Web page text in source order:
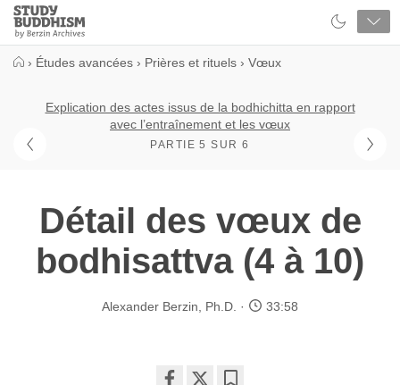
Close
Study
Buddhism
Home
› Études avancées › Prières et rituels › Vœux
Explication des actes issus de la bodhichitta en rapport
avec l’entraînement et les vœux
PARTIE 5 SUR 6
Détail des vœux de
bodhisattva (4 à 10)
Alexander Berzin, Ph.D. 33:58